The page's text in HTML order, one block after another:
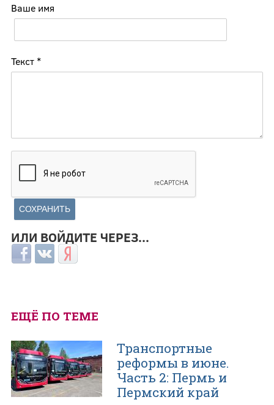
Ваше имя
Текст *
ИЛИ ВОЙДИТЕ ЧЕРЕЗ...
Login with Facebook
Login with ВКонтакте
Login with Яндекс
ЕЩЁ ПО ТЕМЕ
Транспортные
реформы в июне.
Часть 2: Пермь и
Пермский край